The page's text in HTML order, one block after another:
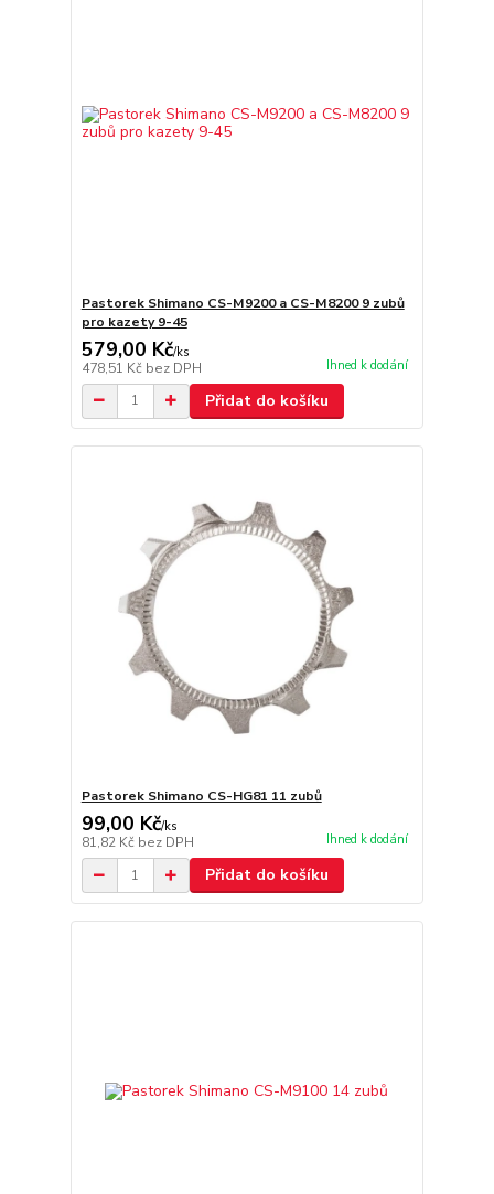
Pastorek Shimano CS-M9200 a CS-M8200 9 zubů
pro kazety 9-45
579,00 Kč/ks
478,51 Kč bez DPH Ihned k dodání
Přidat do košíku
Pastorek Shimano CS-HG81 11 zubů
99,00 Kč/ks
81,82 Kč bez DPH Ihned k dodání
Přidat do košíku